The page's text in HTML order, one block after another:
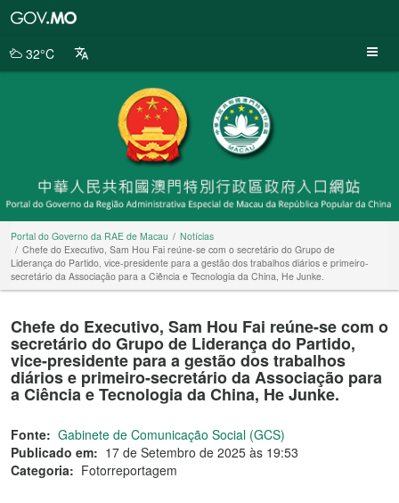
da
32°C
Portal do Governo da RAE de Macau
Notícias
Chefe do Executivo, Sam Hou Fai reúne-se com o secretário do Grupo de
Liderança do Partido, vice-presidente para a gestão dos trabalhos diários e primeiro-
secretário da Associação para a Ciência e Tecnologia da China, He Junke.
Chefe do Executivo, Sam Hou Fai reúne-se com o
secretário do Grupo de Liderança do Partido,
vice-presidente para a gestão dos trabalhos
diários e primeiro-secretário da Associação para
a Ciência e Tecnologia da China, He Junke.
Fonte: Gabinete de Comunicação Social (GCS)
Publicado em: 17 de Setembro de 2025 às 19:53
Categoria: Fotorreportagem